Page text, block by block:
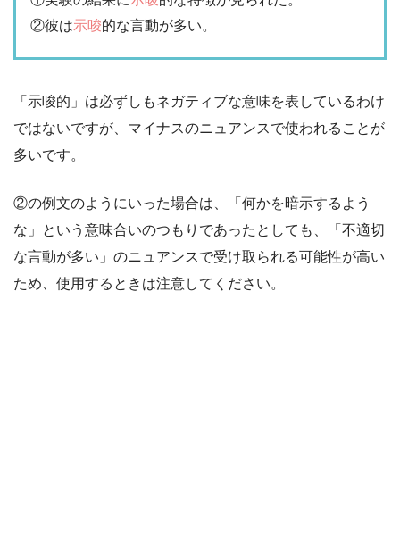
②彼は示唆的な言動が多い。
「示唆的」は必ずしもネガティブな意味を表しているわけ
ではないですが、マイナスのニュアンスで使われることが
多いです。
②の例文のようにいった場合は、「何かを暗示するよう
な」という意味合いのつもりであったとしても、「不適切
な言動が多い」のニュアンスで受け取られる可能性が高い
ため、使用するときは注意してください。